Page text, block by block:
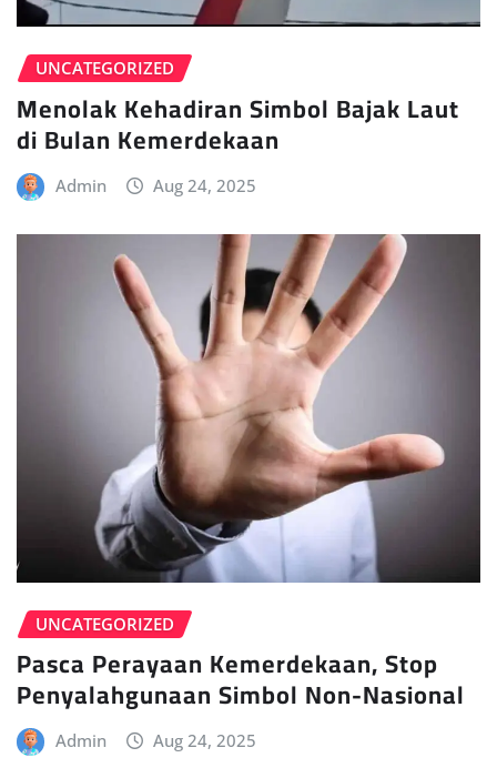
UNCATEGORIZED
Menolak Kehadiran Simbol Bajak Laut
di Bulan Kemerdekaan
Admin Aug 24, 2025
UNCATEGORIZED
Pasca Perayaan Kemerdekaan, Stop
Penyalahgunaan Simbol Non-Nasional
Admin Aug 24, 2025